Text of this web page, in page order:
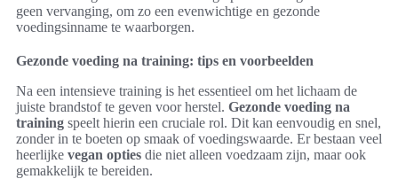
geen vervanging, om zo een evenwichtige en gezonde
voedingsinname te waarborgen.
Gezonde voeding na training: tips en voorbeelden
Na een intensieve training is het essentieel om het lichaam de
juiste brandstof te geven voor herstel. Gezonde voeding na
training speelt hierin een cruciale rol. Dit kan eenvoudig en snel,
zonder in te boeten op smaak of voedingswaarde. Er bestaan veel
heerlijke vegan opties die niet alleen voedzaam zijn, maar ook
gemakkelijk te bereiden.